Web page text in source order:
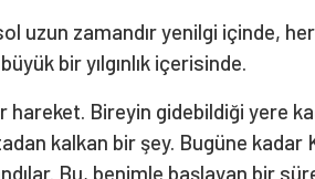
uzun zamandır yenilgi içinde,
bir yılgınlık içerisinde.
hareket. Bireyin gidebildiği yere
kalkan bir şey. Bugüne kadar
Bu, benimle başlayan bir